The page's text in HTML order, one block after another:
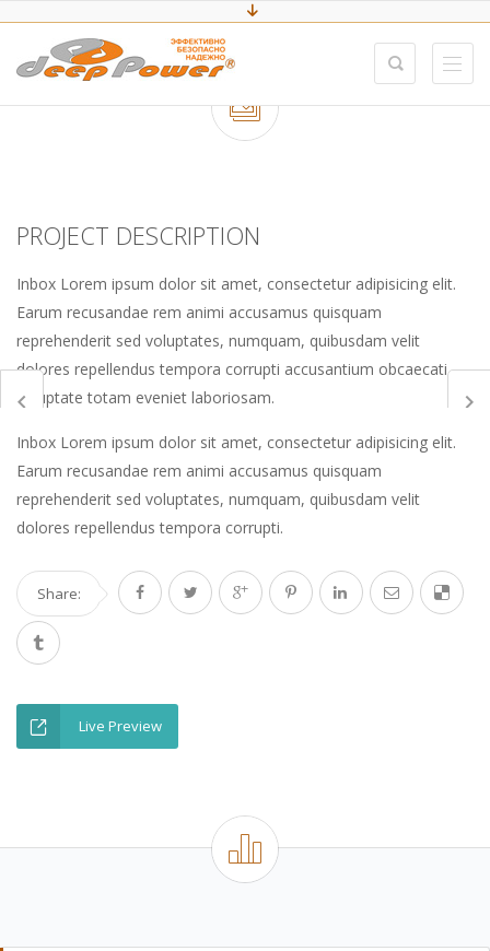
PROJECT DESCRIPTION
Inbox Lorem ipsum dolor sit amet, consectetur adipisicing elit.
Earum recusandae rem animi accusamus quisquam
reprehenderit sed voluptates, numquam, quibusdam velit
dolores repellendus tempora corrupti accusantium obcaecati
voluptate totam eveniet laboriosam.
Inbox Lorem ipsum dolor sit amet, consectetur adipisicing elit.
Earum recusandae rem animi accusamus quisquam
reprehenderit sed voluptates, numquam, quibusdam velit
dolores repellendus tempora corrupti.
Share:
Live Preview